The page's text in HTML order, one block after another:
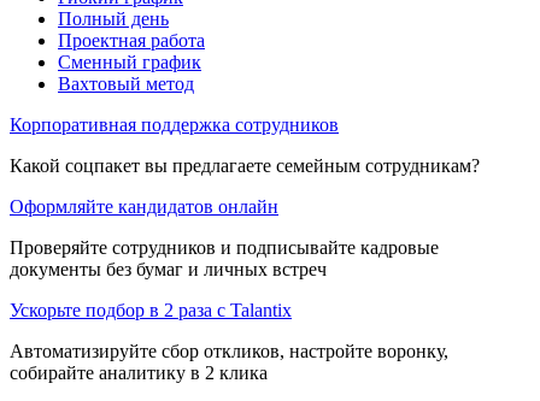
Полный день
Проектная работа
Сменный график
Вахтовый метод
Корпоративная поддержка сотрудников
Какой соцпакет вы предлагаете семейным сотрудникам?
Оформляйте кандидатов онлайн
Проверяйте сотрудников и подписывайте кадровые
документы без бумаг и личных встреч
Ускорьте подбор в 2 раза с Talantix
Автоматизируйте сбор откликов, настройте воронку,
собирайте аналитику в 2 клика